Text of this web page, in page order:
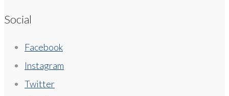
Social
Facebook
Instagram
Twitter